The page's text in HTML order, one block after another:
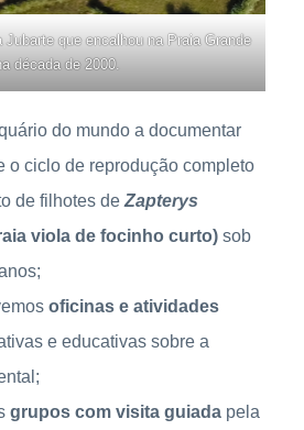
que encalhou na Praia Grande
década de 2000.
do mundo a documentar
o ciclo de reprodução completo
de filhotes de Zapterys
viola de focinho curto) sob
oficinas e atividades
e educativas sobre a
grupos com visita guiada pela